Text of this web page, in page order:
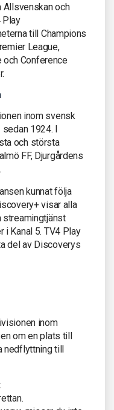
Allsvenskan och
Play
till Champions
League,
och Conference
inom svensk
1924. I
och största
FF, Djurgårdens
kunnat följa
visar alla
streamingtjänst
i Kanal 5. TV4 Play
del av Discoverys
inom
om en plats till
nedflyttning till